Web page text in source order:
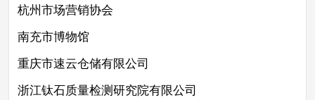
杭州市场营销协会
南充市博物馆
重庆市速云仓储有限公司
浙江钛石质量检测研究院有限公司